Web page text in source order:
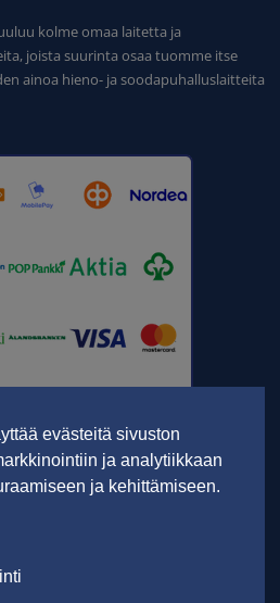
evästeitä sivuston
ja analytiikkaan
ja kehittämiseen.
kolme omaa laitetta ja
joista suurinta osaa tuomme itse
ainoa hieno- ja soodapuhalluslaitteita